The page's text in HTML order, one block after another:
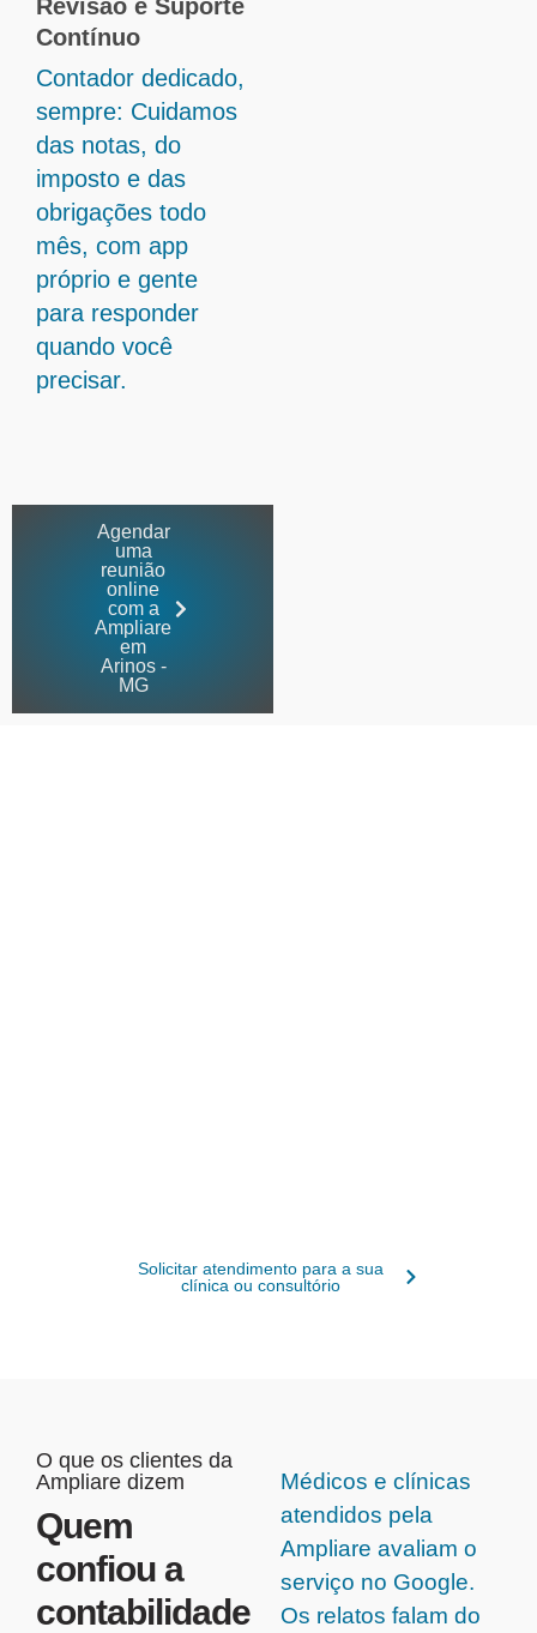
Revisão e Suporte
Contínuo
Contador dedicado,
sempre: Cuidamos
das notas, do
imposto e das
obrigações todo
mês, com app
próprio e gente
para responder
quando você
precisar.
Agendar
uma
reunião
online
com a
Ampliare
em
Arinos -
MG
Solicitar atendimento para a sua
clínica ou consultório
O que os clientes da
Ampliare dizem
Quem
confiou a
contabilidade
Médicos e clínicas
atendidos pela
Ampliare avaliam o
serviço no Google.
Os relatos falam do